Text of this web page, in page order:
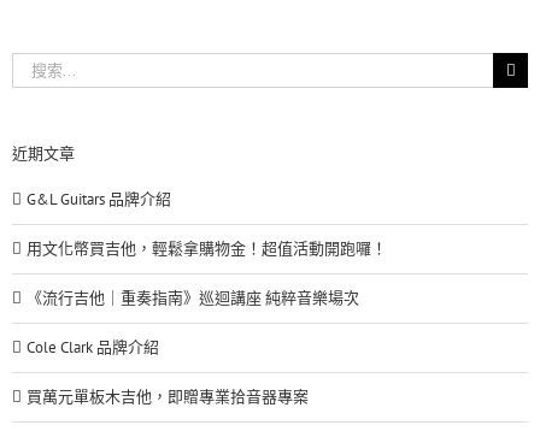
索
近期文章
G&L Guitars 品牌介紹
用文化幣買吉他，輕鬆拿購物金！超值活動開跑囉！
《流行吉他｜重奏指南》巡迴講座 純粹音樂場次
Cole Clark 品牌介紹
買萬元單板木吉他，即贈專業拾音器專案